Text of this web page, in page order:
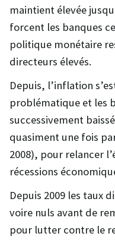
maintient élevée
forcent les banques
politique monétaire
directeurs élevés.
Depuis, l’inflation
problématique et les
successivement
quasiment une fois
2008), pour relancer
récessions
Depuis 2009 les taux
voire nuls avant de
pour lutter contre le